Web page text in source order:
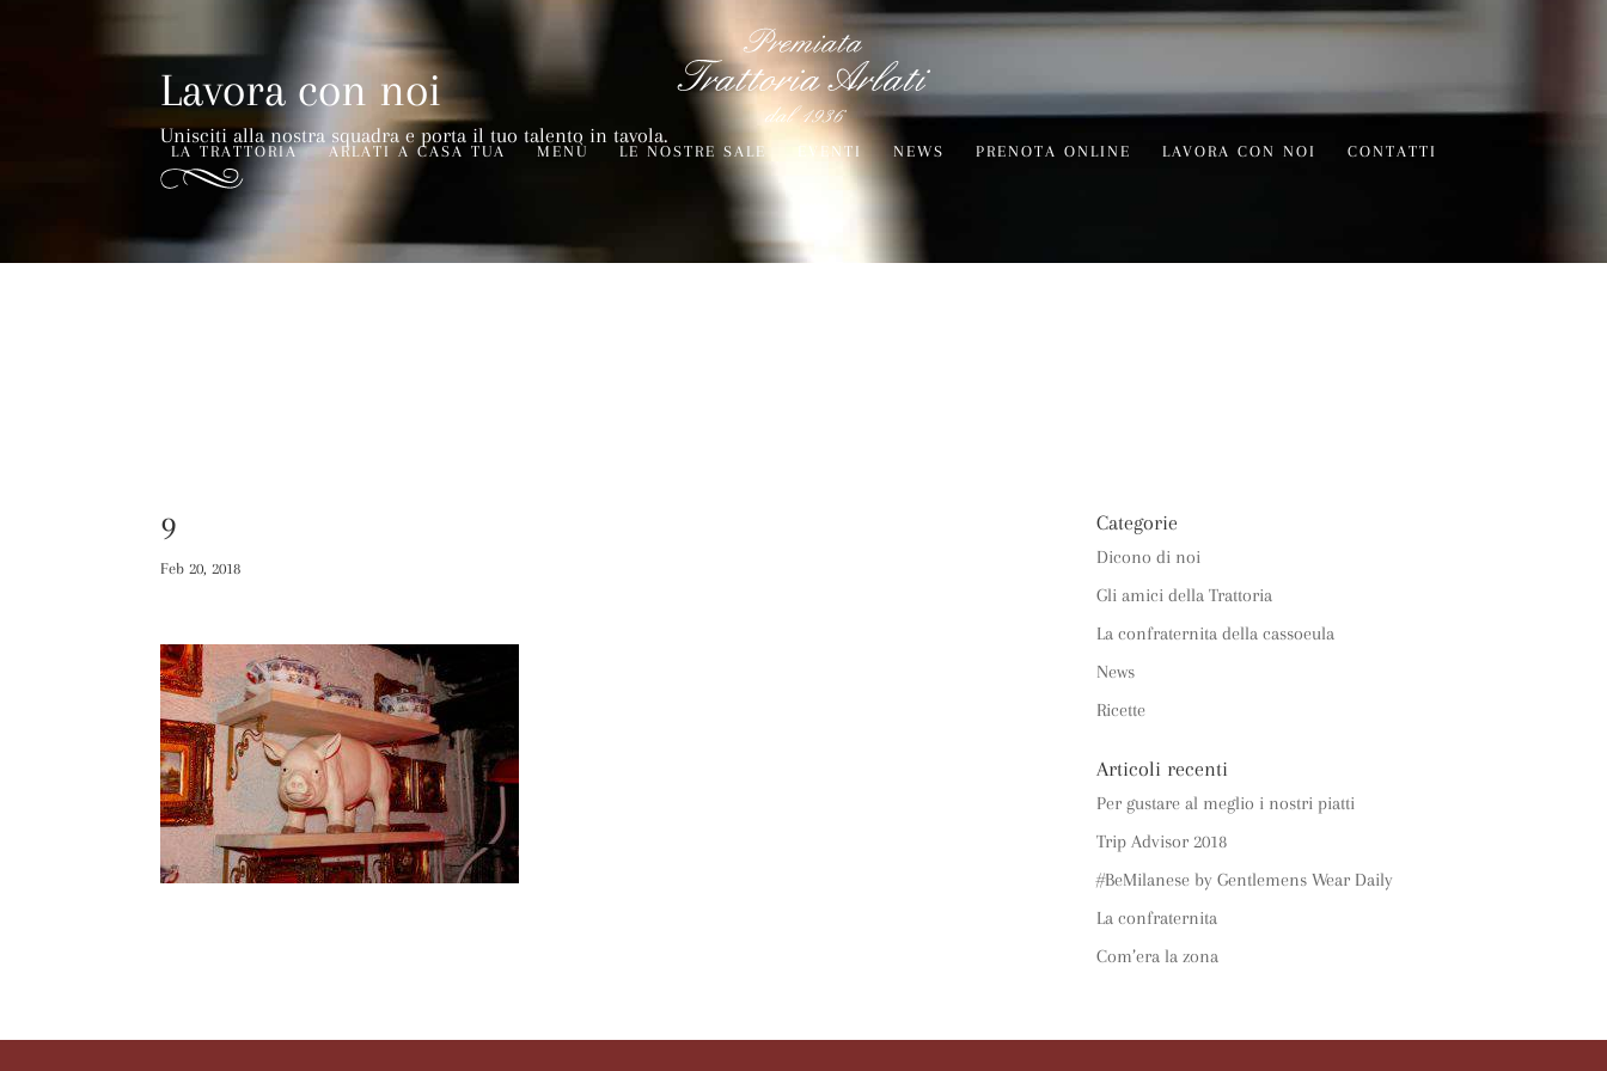
LA TRATTORIA ARLATI A CASA TUA MENÙ LE NOSTRE SALE EVENTI NEWS PRENOTA ONLINE LAVORA CON NOI CONTATTI
Lavora con noi
Unisciti alla nostra squadra e porta il tuo talento in tavola.
9
Feb 20, 2018
Categorie
Dicono di noi
Gli amici della Trattoria
La confraternita della cassoeula
News
Ricette
Articoli recenti
Per gustare al meglio i nostri piatti
Trip Advisor 2018
#BeMilanese by Gentlemens Wear Daily
La confraternita
Com’era la zona